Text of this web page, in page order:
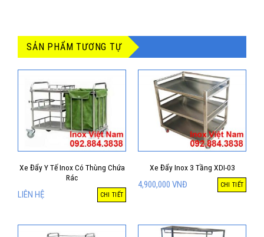
SẢN PHẨM TƯƠNG TỰ
Xe Đẩy Y Tế Inox Có Thùng Chứa
Rác
LIÊN HỆ CHI TIẾT
Xe Đẩy Inox 3 Tầng XDI-03
4,900,000 VNĐ CHI TIẾT